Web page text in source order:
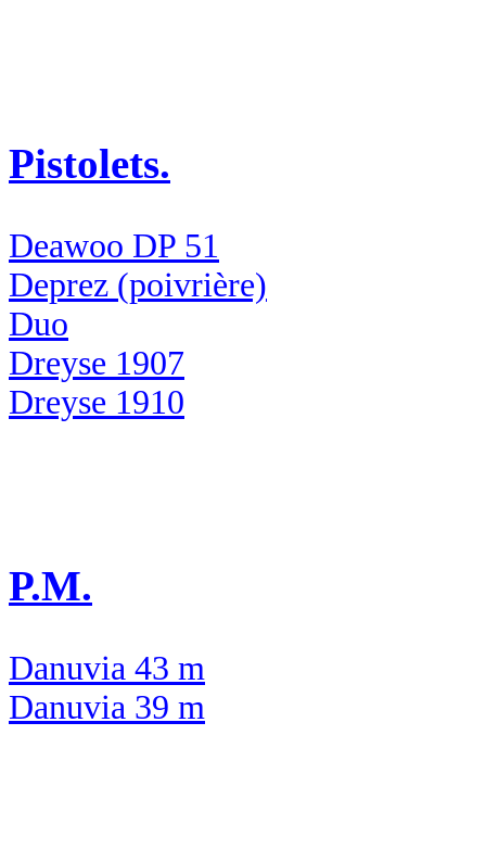
Pistolets.
Deawoo DP 51
Deprez (poivrière)
Duo
Dreyse 1907
Dreyse 1910
P.M.
Danuvia 43 m
Danuvia 39 m